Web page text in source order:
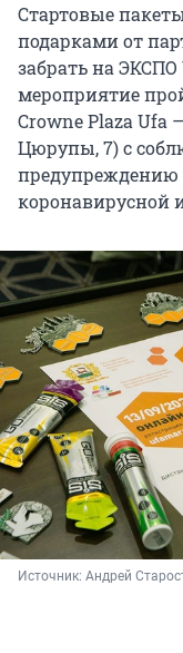
Стартовые
подарками от
забрать на
мероприятие
Crowne Plaza Ufa
Цюрупы, 7) с
предупреждению
коронавирусной
Источник: Андрей